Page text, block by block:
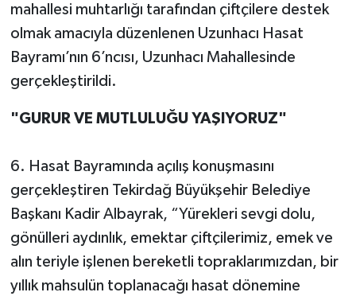
mahallesi muhtarlığı tarafından çiftçilere destek
olmak amacıyla düzenlenen Uzunhacı Hasat
Bayramı’nın 6’ncısı, Uzunhacı Mahallesinde
gerçekleştirildi.
"GURUR VE MUTLULUĞU YAŞIYORUZ"
6. Hasat Bayramında açılış konuşmasını
gerçekleştiren Tekirdağ Büyükşehir Belediye
Başkanı Kadir Albayrak, “Yürekleri sevgi dolu,
gönülleri aydınlık, emektar çiftçilerimiz, emek ve
alın teriyle işlenen bereketli topraklarımızdan, bir
yıllık mahsulün toplanacağı hasat dönemine